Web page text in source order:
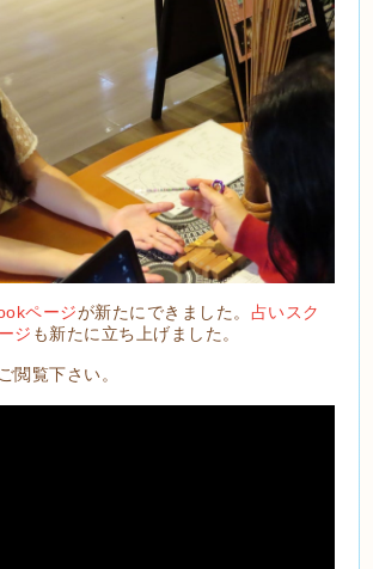
ページが新たにできました。 占いスク
ジ も新たに立ち上げました。
閲覧下さい。